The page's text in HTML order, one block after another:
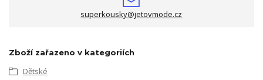
superkousky@jetovmode.cz
Zboží zařazeno v kategoriích
Dětské